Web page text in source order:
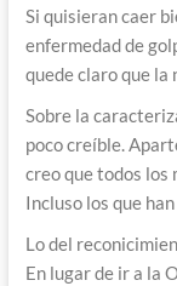
Si quisieran caer
enfermedad de
quede claro que la
Sobre la
poco creíble.
creo que todos
Incluso los que
Lo del
En lugar de ir a la